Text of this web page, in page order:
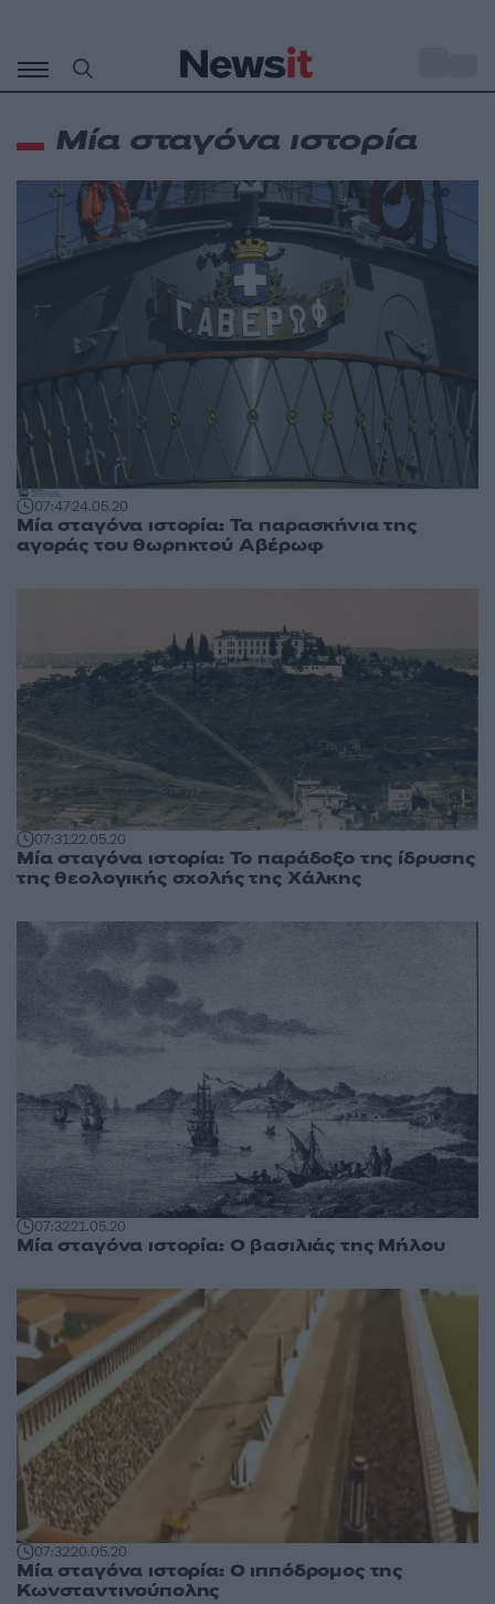
περιεχόμενο
Μία σταγόνα ιστορία
07:4724.05.20
Μία σταγόνα ιστορία: Τα παρασκήνια της
αγοράς του θωρηκτού Αβέρωφ
07:3122.05.20
Μία σταγόνα ιστορία: Το παράδοξο της ίδρυσης
της θεολογικής σχολής της Χάλκης
07:3221.05.20
Μία σταγόνα ιστορία: Ο βασιλιάς της Μήλου
07:3220.05.20
Μία σταγόνα ιστορία: Ο ιππόδρομος της
Κωνσταντινούπολης